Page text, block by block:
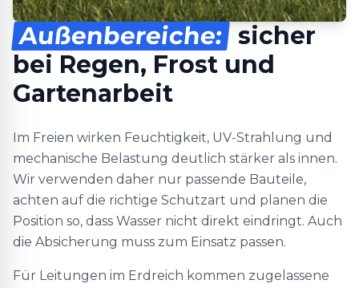
Außenbereiche: sicher
bei Regen, Frost und
Gartenarbeit
Im Freien wirken Feuchtigkeit, UV-Strahlung und
mechanische Belastung deutlich stärker als innen.
Wir verwenden daher nur passende Bauteile,
achten auf die richtige Schutzart und planen die
Position so, dass Wasser nicht direkt eindringt. Auch
die Absicherung muss zum Einsatz passen.
Für Leitungen im Erdreich kommen zugelassene